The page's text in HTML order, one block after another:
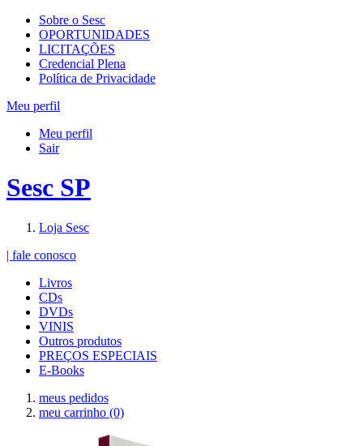
Sobre o Sesc
OPORTUNIDADES
LICITAÇÕES
Credencial Plena
Política de Privacidade
Meu perfil
Meu perfil
Sair
Sesc SP
Loja Sesc
| fale conosco
Livros
CDs
DVDs
VINIS
Outros produtos
PREÇOS ESPECIAIS
E-Books
meus pedidos
meu carrinho (0)